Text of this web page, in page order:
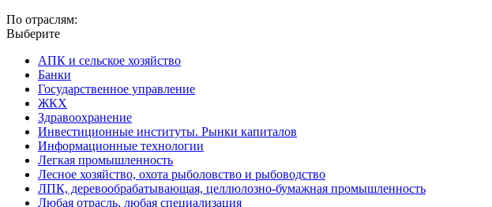
По отраслям:
Выберите
АПК и сельское хозяйство
Банки
Государственное управление
ЖКХ
Здравоохранение
Инвестиционные институты. Рынки капиталов
Информационные технологии
Легкая промышленность
Лесное хозяйство, охота рыболовство и рыбоводство
ЛПК, деревообрабатывающая, целлюлозно-бумажная промышленность
Любая отрасль, любая специализация